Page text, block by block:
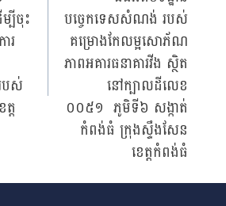
បីចុះ
រ
ស់
ត
បច្ចេកទេសសំណង់ របស់
គម្រោងកែលម្អសោភ័ណ
ភាពអគារធនាគារវីង ស្ថិត
នៅក្បាលដីលេខ
០០៥១ ភូមិទី៦ សង្កាត់
កំពង់ធំ ក្រុងស្ទឹងសែន
ខេត្តកំពង់ធំ